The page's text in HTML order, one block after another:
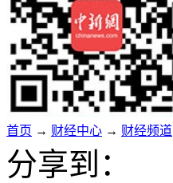
首页 → 财经中心 → 财经频道
分享到：